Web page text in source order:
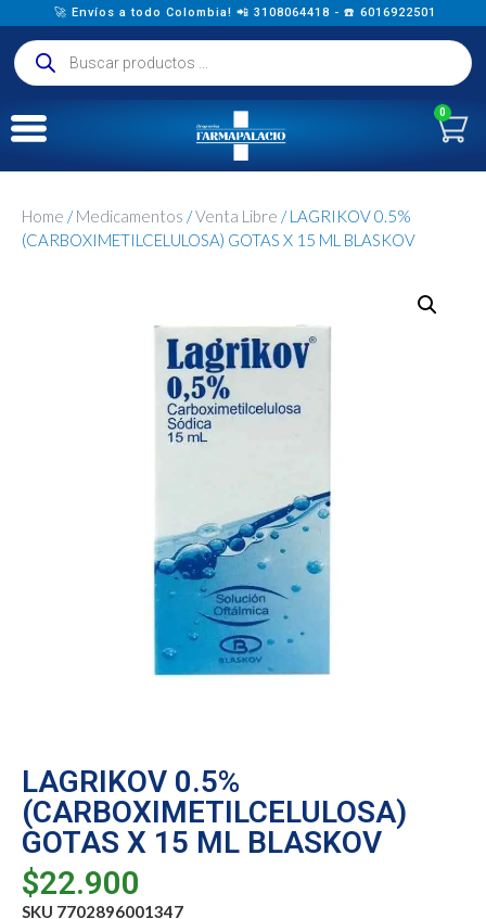
🚀 Envíos a todo Colombia! 📲 3108064418 - ☎️ 6016922501
0
Home /Medicamentos /Venta Libre / LAGRIKOV 0.5%
(CARBOXIMETILCELULOSA) GOTAS X 15 ML BLASKOV
LAGRIKOV 0.5%
(CARBOXIMETILCELULOSA)
GOTAS X 15 ML BLASKOV
$22.900
SKU 7702896001347